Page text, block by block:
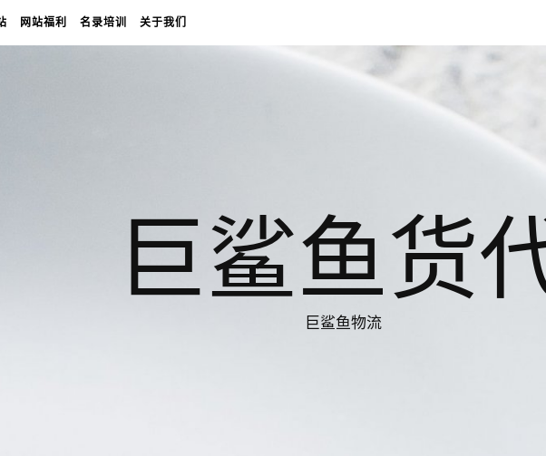
网站福利 名录培训 关于我们
巨鲨鱼货
巨鲨鱼物流